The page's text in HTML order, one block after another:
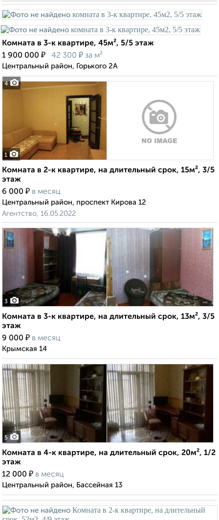
4
Комната в 3-к квартире, 45м², 5/5 этаж
1 900 000 ₽ 42 300 ₽ за м²
Центральный район, Горького 2А
1
Комната в 2-к квартире, на длительный срок, 15м², 3/5
этаж
6 000 ₽ в месяц
Центральный район, проспект Кирова 12
Агентство, 16.05.2022
3
Комната в 3-к квартире, на длительный срок, 13м², 3/5
этаж
9 000 ₽ в месяц
Крымская 14
5
Комната в 4-к квартире, на длительный срок, 20м², 1/2
этаж
12 000 ₽ в месяц
Центральный район, Бассейная 13